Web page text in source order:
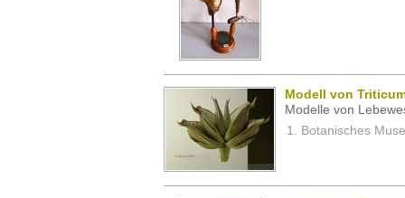
Modell von
Modelle von
Botanisches